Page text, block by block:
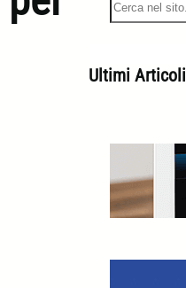
e
c
h
Ultimi Articoli